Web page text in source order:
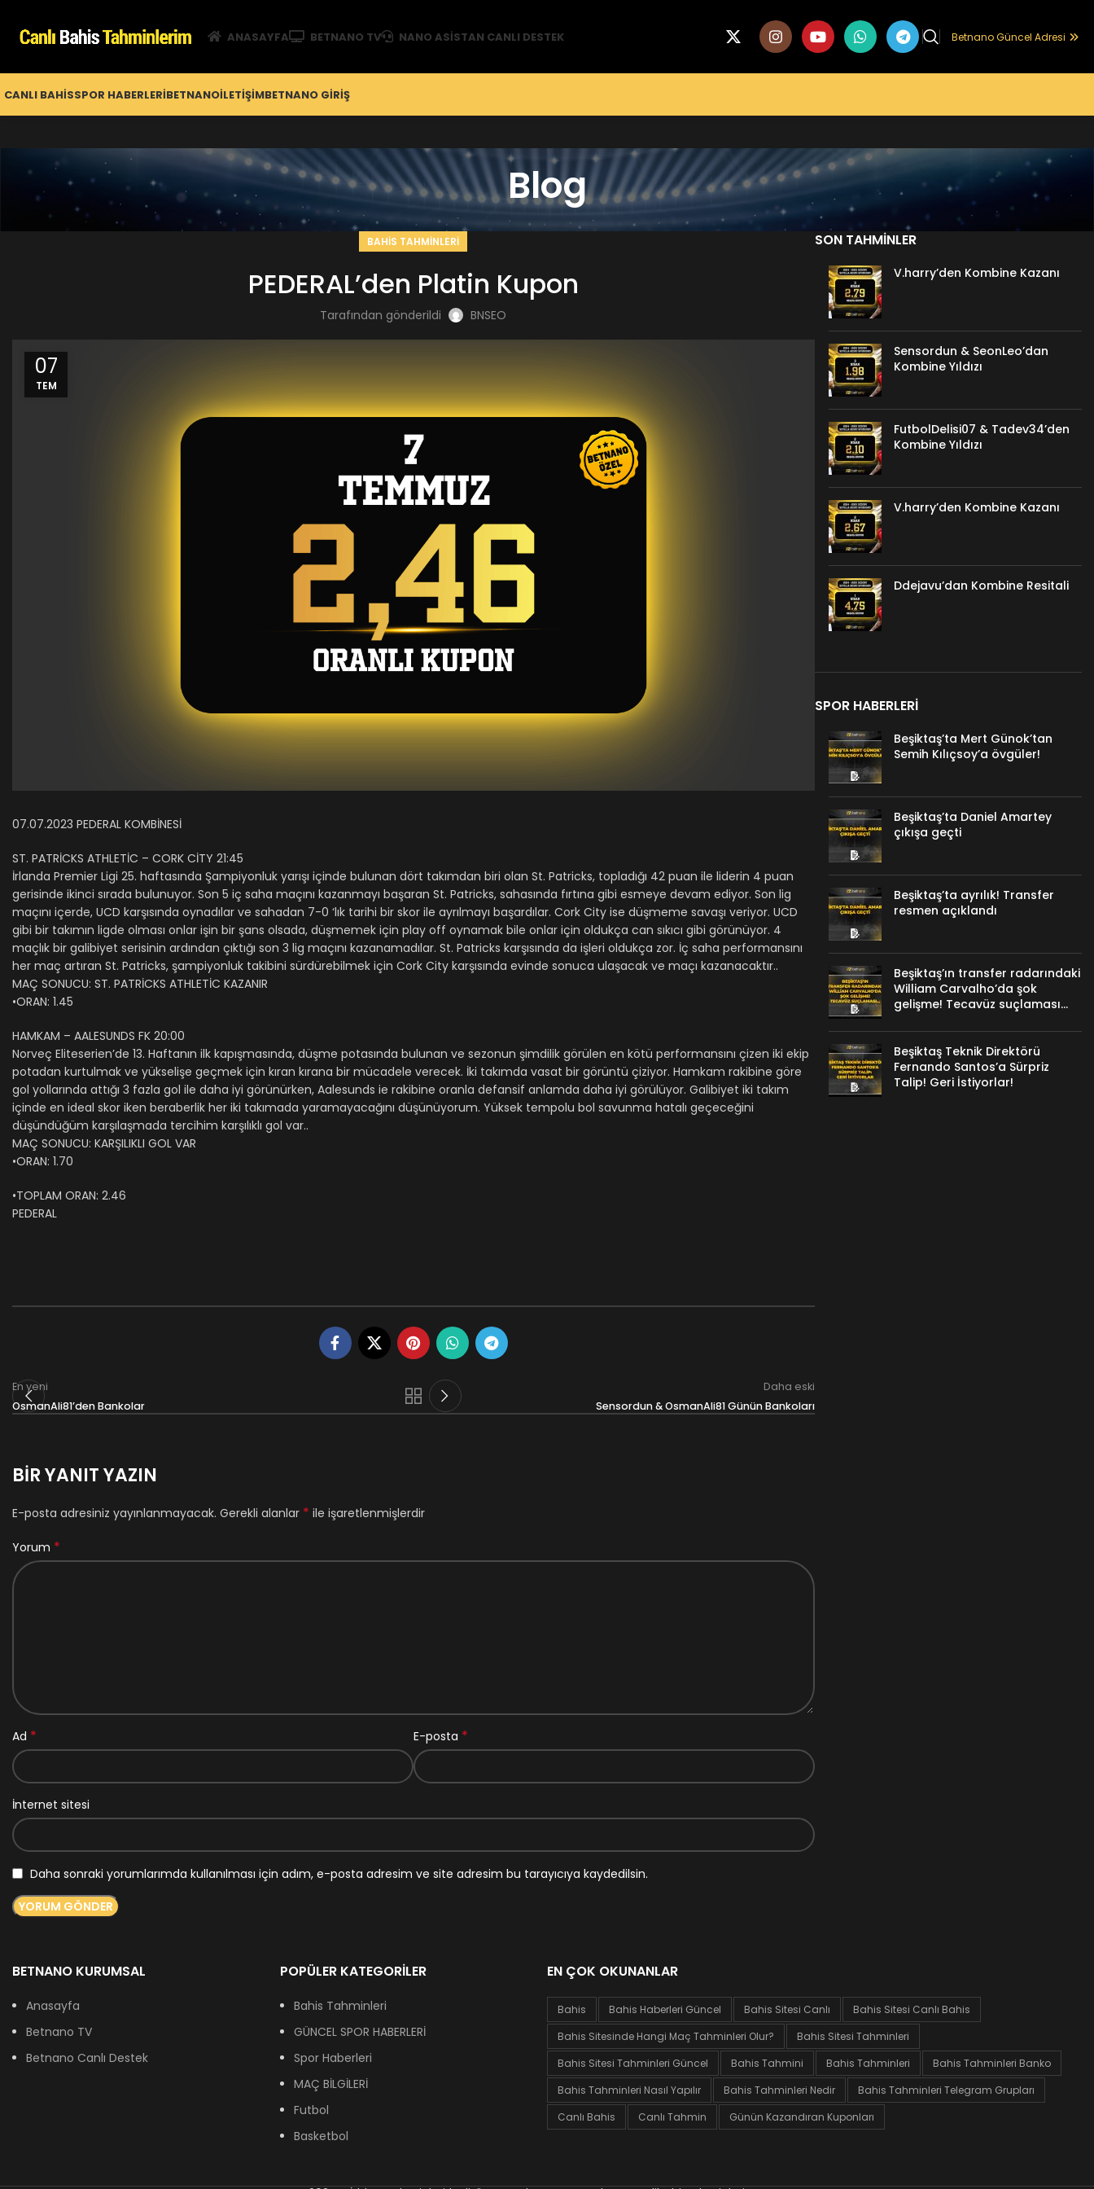
ANASAYFA BETNANO TV NANO ASISTAN CANLI DESTEK Betnano Güncel Adresi
CANLI BAHISSPOR HABERLERIBETNANOİLETIŞIMBETNANO GİRIŞ
Blog
BAHIS TAHMINLERI
PEDERAL’den Platin Kupon
Tarafından gönderildi BNSEO
07
TEM
07.07.2023 PEDERAL KOMBİNESİ
ST. PATRİCKS ATHLETİC – CORK CİTY 21:45
İrlanda Premier Ligi 25. haftasında Şampiyonluk yarışı içinde bulunan dört takımdan biri olan St. Patricks, topladığı 42 puan ile liderin 4 puan
gerisinde ikinci sırada bulunuyor. Son 5 iç saha maçını kazanmayı başaran St. Patricks, sahasında fırtına gibi esmeye devam ediyor. Son lig
maçını içerde, UCD karşısında oynadılar ve sahadan 7-0 ‘lık tarihi bir skor ile ayrılmayı başardılar. Cork City ise düşmeme savaşı veriyor. UCD
gibi bir takımın ligde olması onlar işin bir şans olsada, düşmemek için play off oynamak bile onlar için oldukça can sıkıcı gibi görünüyor. 4
maçlık bir galibiyet serisinin ardından çıktığı son 3 lig maçını kazanamadılar. St. Patricks karşısında da işleri oldukça zor. İç saha performansını
her maç artıran St. Patricks, şampiyonluk takibini sürdürebilmek için Cork City karşısında evinde sonuca ulaşacak ve maçı kazanacaktır..
MAÇ SONUCU: ST. PATRİCKS ATHLETİC KAZANIR
•ORAN: 1.45
HAMKAM – AALESUNDS FK 20:00
Norveç Eliteserien’de 13. Haftanın ilk kapışmasında, düşme potasında bulunan ve sezonun şimdilik görülen en kötü performansını çizen iki ekip
potadan kurtulmak ve yükselişe geçmek için kıran kırana bir mücadele verecek. İki takımda vasat bir görüntü çiziyor. Hamkam rakibine göre
gol yollarında attığı 3 fazla gol ile daha iyi görünürken, Aalesunds ie rakibine oranla defansif anlamda daha iyi görülüyor. Galibiyet iki takım
içinde en ideal skor iken beraberlik her iki takımada yaramayacağını düşünüyorum. Yüksek tempolu bol savunma hatalı geçeceğini
düşündüğüm karşılaşmada tercihim karşılıklı gol var..
MAÇ SONUCU: KARŞILIKLI GOL VAR
•ORAN: 1.70
•TOPLAM ORAN: 2.46
PEDERAL
En yeni
OsmanAli81’den Bankolar
Daha eski
Sensordun & OsmanAli81 Günün Bankoları
BIR YANIT YAZIN
E-posta adresiniz yayınlanmayacak. Gerekli alanlar * ile işaretlenmişlerdir
Yorum *
Ad * E-posta *
İnternet sitesi
Daha sonraki yorumlarımda kullanılması için adım, e-posta adresim ve site adresim bu tarayıcıya kaydedilsin.
SON TAHMINLER
V.harry’den Kombine Kazanı
Sensordun & SeonLeo’dan
Kombine Yıldızı
FutbolDelisi07 & Tadev34’den
Kombine Yıldızı
V.harry’den Kombine Kazanı
Ddejavu’dan Kombine Resitali
SPOR HABERLERI
Beşiktaş’ta Mert Günok’tan
Semih Kılıçsoy’a övgüler!
Beşiktaş’ta Daniel Amartey
çıkışa geçti
Beşiktaş’ta ayrılık! Transfer
resmen açıklandı
Beşiktaş’ın transfer radarındaki
William Carvalho’da şok
gelişme! Tecavüz suçlaması…
Beşiktaş Teknik Direktörü
Fernando Santos’a Sürpriz
Talip! Geri İstiyorlar!
BETNANO KURUMSAL
Anasayfa
Betnano TV
Betnano Canlı Destek
POPÜLER KATEGORILER
Bahis Tahminleri
GÜNCEL SPOR HABERLERİ
Spor Haberleri
MAÇ BİLGİLERİ
Futbol
Basketbol
EN ÇOK OKUNANLAR
Bahis Bahis Haberleri Güncel Bahis Sitesi Canlı
Bahis Sitesi Canlı Bahis
Bahis Sitesinde Hangi Maç Tahminleri Olur?
Bahis Sitesi Tahminleri
Bahis Sitesi Tahminleri Güncel
Bahis Tahmini Bahis Tahminleri
Bahis Tahminleri Banko
Bahis Tahminleri Nasıl Yapılır
Bahis Tahminleri Nedir
Bahis Tahminleri Telegram Grupları
Canlı Bahis
Canlı Tahmin Günün Kazandıran Kuponları